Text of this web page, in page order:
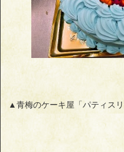
▲青梅のケーキ屋「パティス